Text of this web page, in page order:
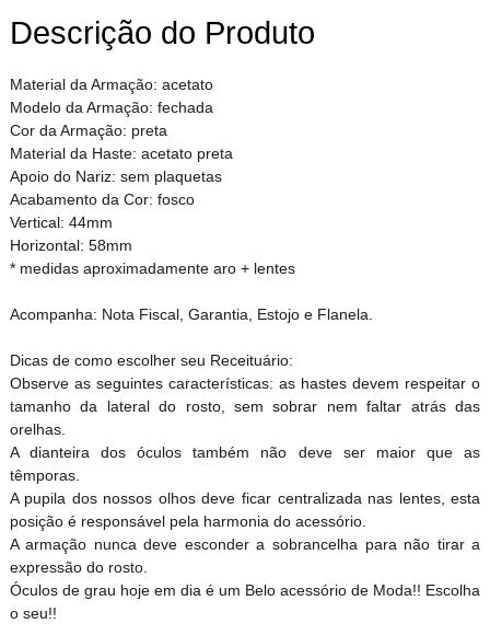
Descrição do Produto
Material da Armação: acetato
Modelo da Armação: fechada
Cor da Armação: preta
Material da Haste: acetato preta
Apoio do Nariz: sem plaquetas
Acabamento da Cor: fosco
Vertical: 44mm
Horizontal: 58mm
* medidas aproximadamente aro + lentes
Acompanha: Nota Fiscal, Garantia, Estojo e Flanela.
Dicas de como escolher seu Receituário:
Observe as seguintes características: as hastes devem respeitar o
tamanho da lateral do rosto, sem sobrar nem faltar atrás das
orelhas.
A dianteira dos óculos também não deve ser maior que as
têmporas.
A pupila dos nossos olhos deve ficar centralizada nas lentes, esta
posição é responsável pela harmonia do acessório.
A armação nunca deve esconder a sobrancelha para não tirar a
expressão do rosto.
Óculos de grau hoje em dia é um Belo acessório de Moda!! Escolha
o seu!!